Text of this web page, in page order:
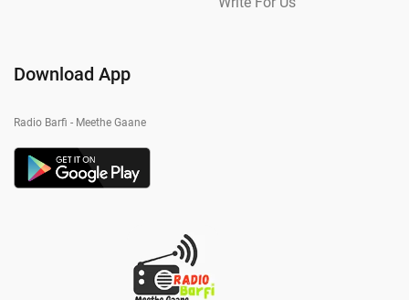
Download App
Radio Barfi - Meethe Gaane